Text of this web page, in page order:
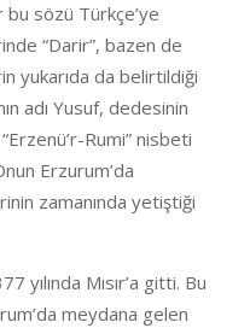
bu sözü Türkçe’ye
“Darir”, bazen de
yukarıda da belirtildiği
adı Yusuf, dedesinin
Rumi” nisbeti
Erzurum’da
zamanında yetiştiği
yılında Mısır’a gitti. Bu
meydana gelen